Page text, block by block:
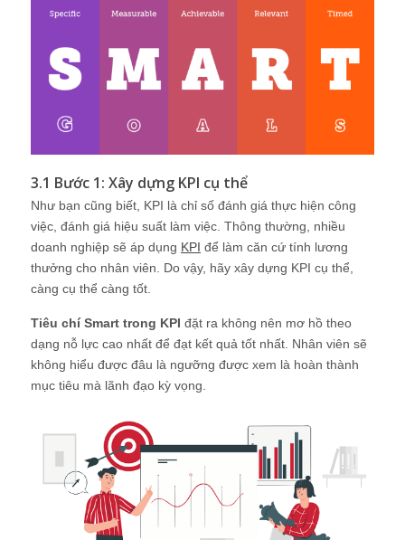
3.1 Bước 1: Xây dựng KPI cụ thể
Như bạn cũng biết, KPI là chỉ số đánh giá thực hiện công
việc, đánh giá hiệu suất làm việc. Thông thường, nhiều
doanh nghiệp sẽ áp dụng KPI để làm căn cứ tính lương
thưởng cho nhân viên. Do vậy, hãy xây dựng KPI cụ thể,
càng cụ thể càng tốt.
Tiêu chí Smart trong KPI đặt ra không nên mơ hồ theo
dạng nỗ lực cao nhất để đạt kết quả tốt nhất. Nhân viên sẽ
không hiểu được đâu là ngưỡng được xem là hoàn thành
mục tiêu mà lãnh đạo kỳ vọng.